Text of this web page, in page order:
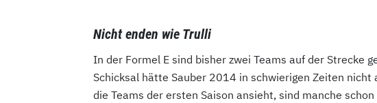
Nicht enden wie Trulli
In der Formel E sind bisher zwei Teams auf der Strecke
Schicksal hätte Sauber 2014 in schwierigen Zeiten nicht
die Teams der ersten Saison ansieht, sind manche